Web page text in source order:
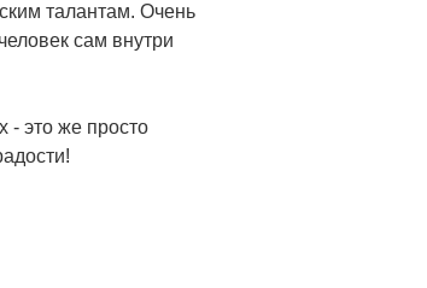
талантам. Очень
сам внутри
- это же просто